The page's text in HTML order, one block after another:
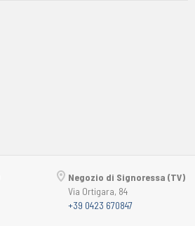
Negozio di Signoressa (TV)
Via Ortigara, 84
+39 0423 670847